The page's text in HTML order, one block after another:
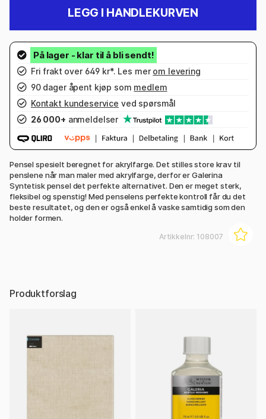
LEGG I HANDLEKURVEN
Fri frakt over 649 kr*. Les mer om levering
90 dager åpent kjøp som medlem
Kontakt kundeservice ved spørsmål
26 000+ anmeldelser
Pensel spesielt beregnet for akrylfarge. Det stilles store krav til
penslene når man maler med akrylfarge, derfor er Galerina
Syntetisk pensel det perfekte alternativet. Den er meget sterk,
fleksibel og spenstig! Med penselens perfekte kontroll får du det
beste resultatet, og den er også enkel å vaske samtidig som den
holder formen.
Artikkelnr: 108007
Produktforslag